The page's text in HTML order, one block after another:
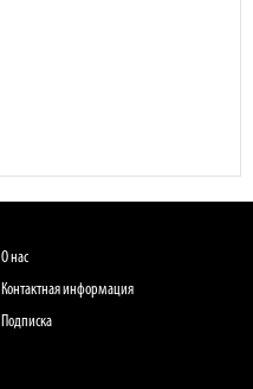
О нас
Контактная информация
Подписка